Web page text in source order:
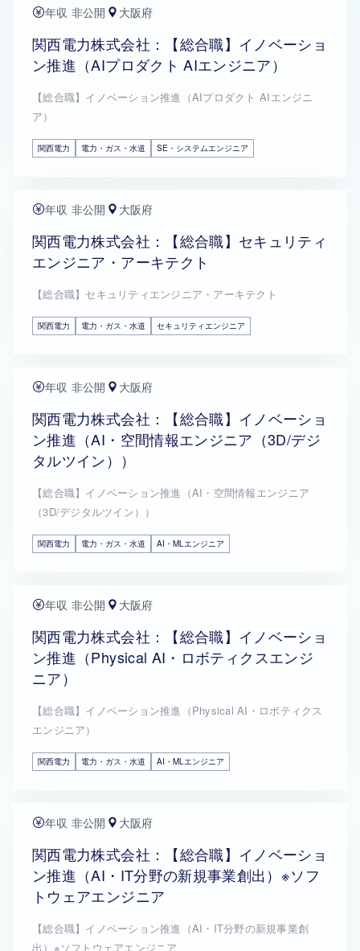
年収 非公開 大阪府
関西電力株式会社：【総合職】イノベーショ
ン推進（AIプロダクト AIエンジニア）
【総合職】イノベーション推進（AIプロダクト AIエンジニ
ア）
関西電力 電力・ガス・水道 SE・システムエンジニア
年収 非公開 大阪府
関西電力株式会社：【総合職】セキュリティ
エンジニア・アーキテクト
【総合職】セキュリティエンジニア・アーキテクト
関西電力 電力・ガス・水道 セキュリティエンジニア
年収 非公開 大阪府
関西電力株式会社：【総合職】イノベーショ
ン推進（AI・空間情報エンジニア（3D/デジ
タルツイン））
【総合職】イノベーション推進（AI・空間情報エンジニア
（3D/デジタルツイン））
関西電力 電力・ガス・水道 AI・MLエンジニア
年収 非公開 大阪府
関西電力株式会社：【総合職】イノベーショ
ン推進（Physical AI・ロボティクスエンジ
ニア）
【総合職】イノベーション推進（Physical AI・ロボティクス
エンジニア）
関西電力 電力・ガス・水道 AI・MLエンジニア
年収 非公開 大阪府
関西電力株式会社：【総合職】イノベーショ
ン推進（AI・IT分野の新規事業創出）※ソフ
トウェアエンジニア
【総合職】イノベーション推進（AI・IT分野の新規事業創
出）※ソフトウェアエンジニア